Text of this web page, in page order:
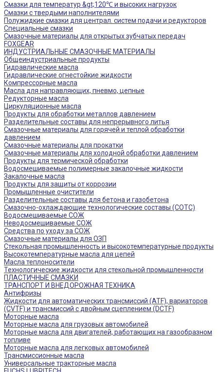
Смазки для температур &gt;120℃ и высоких нагрузок
Смазки с твердыми наполнителями
Полужидкие смазки для централ. систем подачи и редукторов
Специальные смазки
Смазочные материалы для открытых зубчатых передач
FOXGEAR
ИНДУСТРИАЛЬНЫЕ СМАЗОЧНЫЕ МАТЕРИАЛЫ
Общеиндустриальные продукты
Гидравлические масла
Гидравлические огнестойкие жидкости
Компрессорные масла
Масла для направляющих, пневмо, цепные
Редукторные масла
Циркуляционные масла
Продукты для обработки металлов давлением
Разделительные составы для непрерывного литья
Смазочные материалы для горячей и теплой обработки
давлением
Смазочные материалы для прокатки
Смазочные материалы для холодной обработки давлением
Продукты для термической обработки
Водосмешиваемые полимерные закалочные жидкости
Закалочные масла
Продукты для защиты от коррозии
Промышленные очистители
Разделительные составы для бетона и газобетона
Смазочно-охлаждающие технологические составы (СОТС)
Водосмешиваемые СОЖ
Неводосмешиваемые СОЖ
Средства по уходу за СОЖ
Смазочные материалы для ОЗП
Стекольная промышленность и высокотемпературные продукты
Высокотемпературные масла для цепей
Масла теплоносители
Технологические жидкости для стекольной промышленности
ПЛАСТИЧНЫЕ СМАЗКИ
ТРАНСПОРТ И ВНЕДОРОЖНАЯ ТЕХНИКА
Антифризы
Жидкости для автоматических трансмиссий (ATF), вариаторов
(CVTF) и трансмиссий с двойным сцеплением (DCTF)
Моторные масла
Моторные масла для грузовых автомобилей
Моторные масла для двигателей, работающих на газообразном
топливе
Моторные масла для легковых автомобилей
Трансмиссионные масла
Универсальные тракторные масла